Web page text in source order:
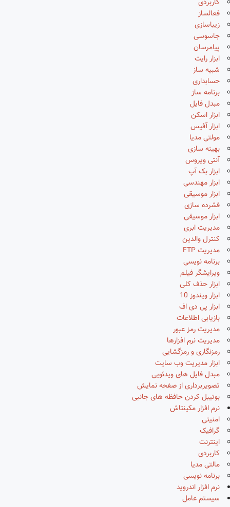
کاربردی
فعالساز
زیباسازی
جاسوسی
پیامرسان
ابزار رایت
شبیه ساز
حسابداری
برنامه ساز
مبدل فایل
ابزار اسکن
ابزار آفیس
مولتی مدیا
بهینه سازی
آنتی ویروس
ابزار بک آپ
ابزار مهندسی
ابزار موسیقی
فشرده سازی
ابزار موسیقی
مدیریت ابری
کنترل والدین
مدیریت FTP
برنامه نویسی
ویرایشگر فیلم
ابزار حذف کلی
ابزار ویندوز 10
ابزار پی دی اف
بازیابی اطلاعات
مدیریت رمز عبور
مدیریت نرم افزارها
رمزنگاری و رمزگشایی
ابزار مدیریت وب سایت
مبدل فایل های ویدئویی
تصویربرداری از صفحه نمایش
بوتیبل کردن حافظه های جانبی
نرم افزار مکینتاش
امنیتی
گرافیک
اینترنت
کاربردی
مالتی مدیا
برنامه نویسی
نرم افزار اندروید
سیستم عامل